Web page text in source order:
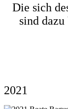
Die sich
sind
G.
2021